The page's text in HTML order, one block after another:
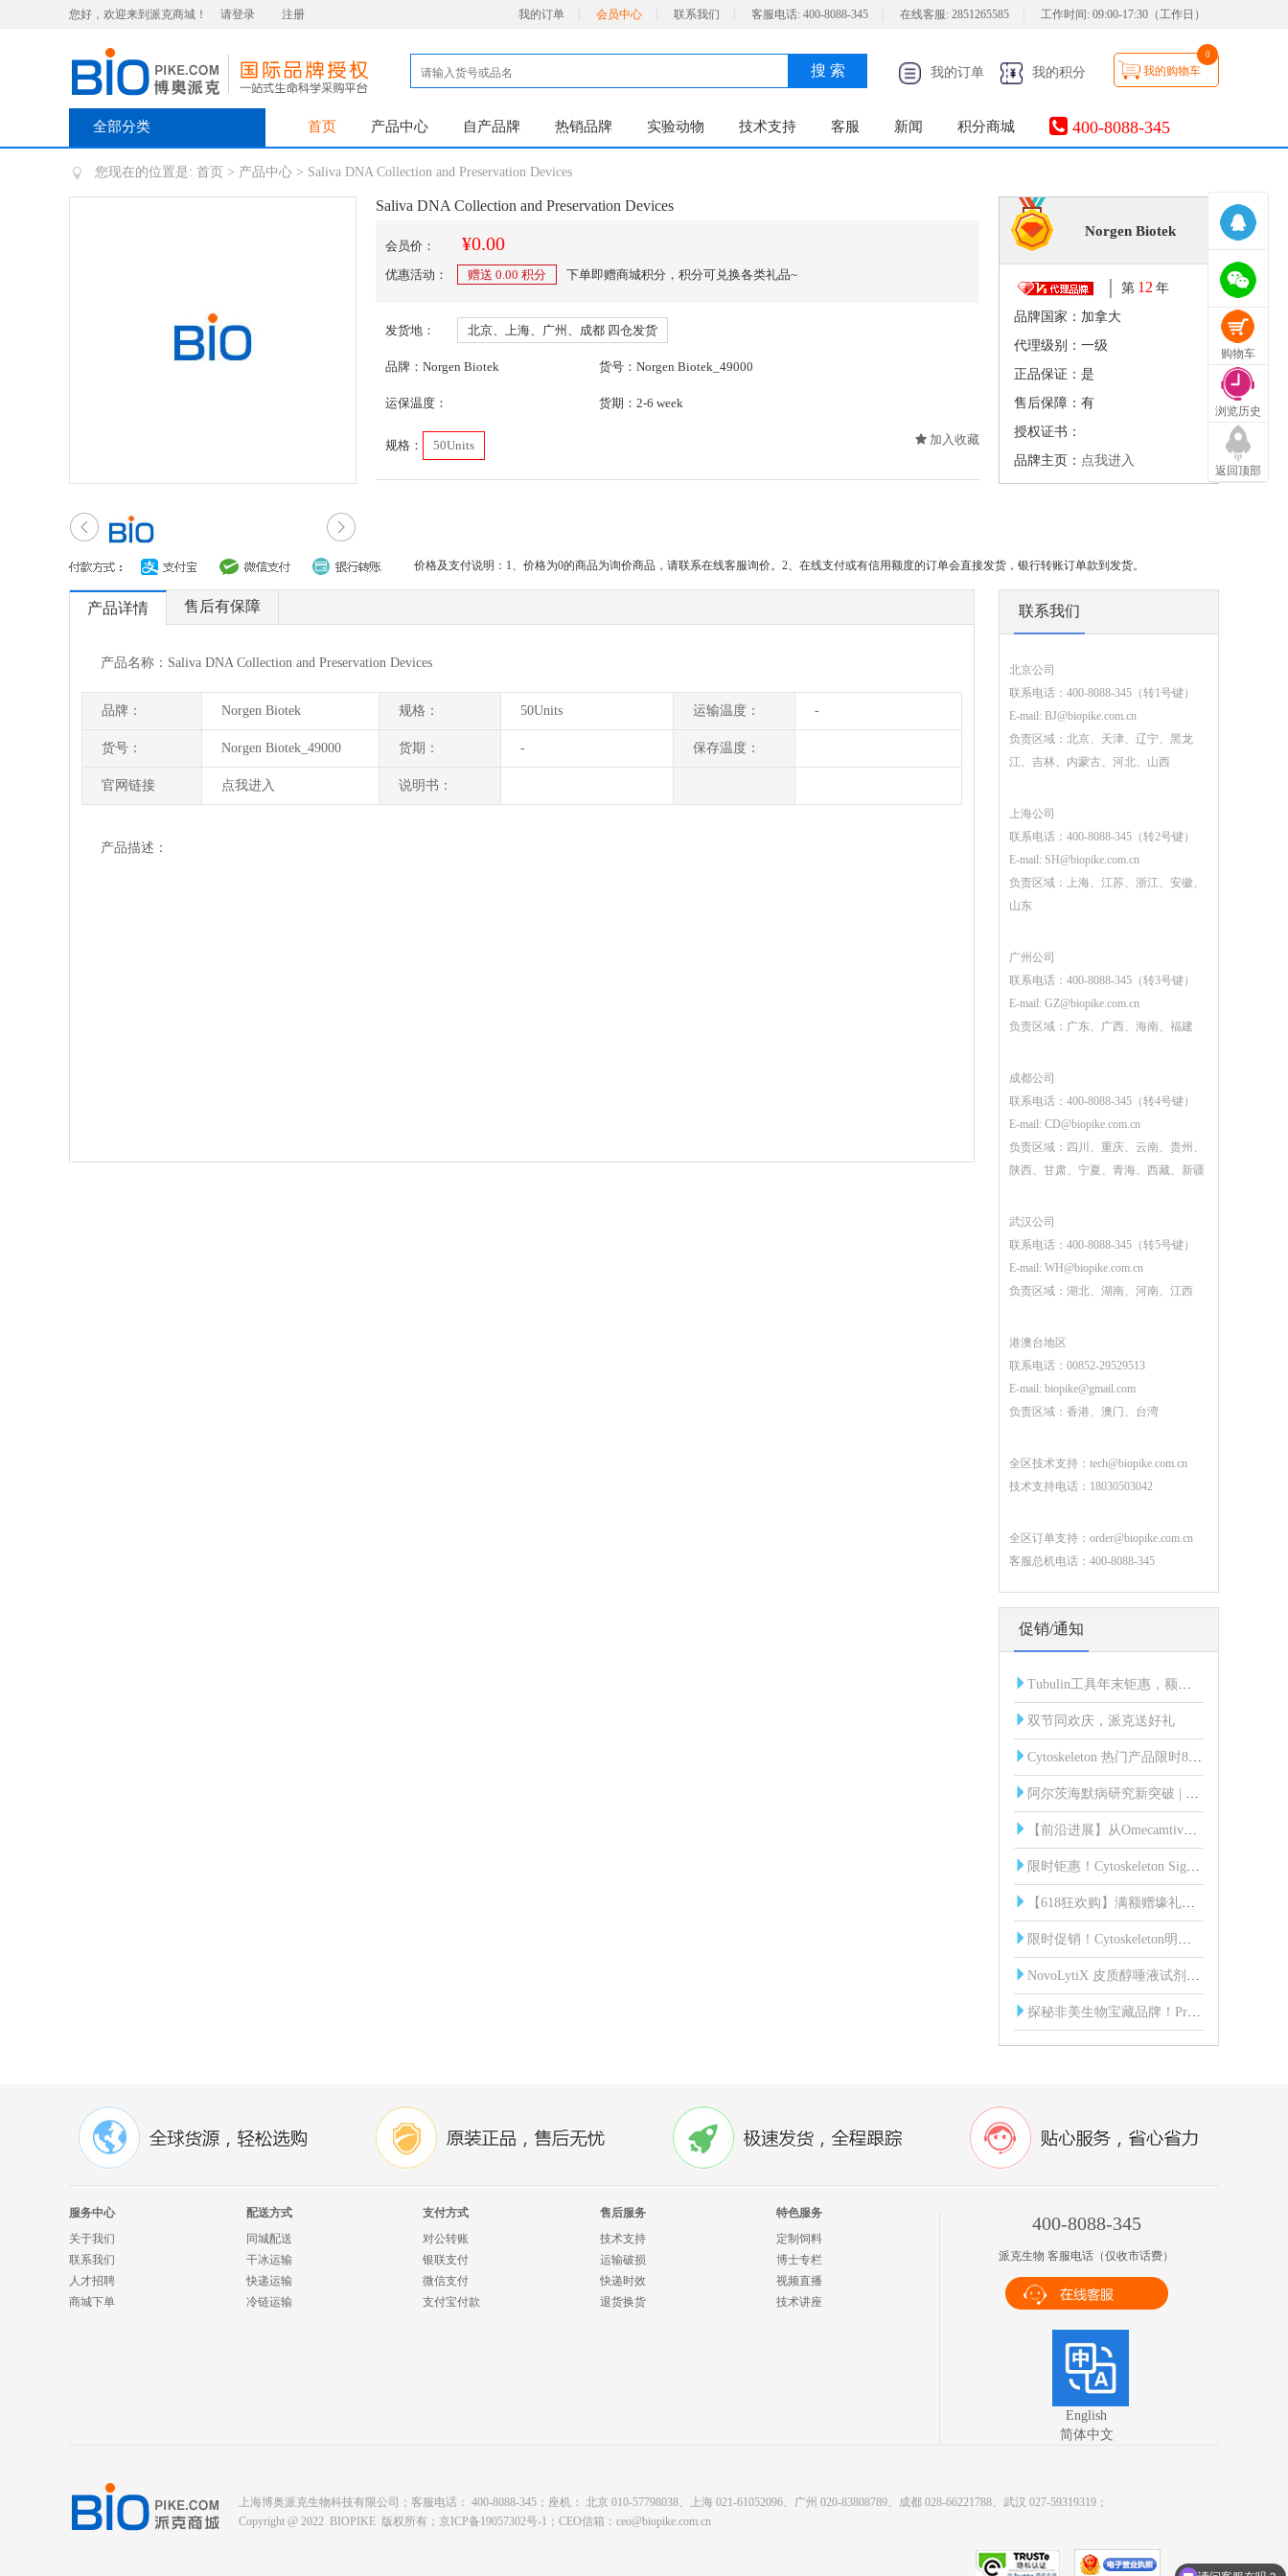
您好，欢迎来到派克商城！ 请登录 注册 我的订单 会员中心 联系我们 客服电话: 400-8088-345 在线客服: 2851265585 工作时间: 09:00-17:30（工作日）
搜 索 我的订单 我的积分 我的购物车
0
全部分类 首页 产品中心 自产品牌 热销品牌 实验动物 技术支持 客服 新闻 积分商城 400-8088-345
您现在的位置是: 首页 > 产品中心 > Saliva DNA Collection and Preservation Devices
Saliva DNA Collection and Preservation Devices
会员价： ¥0.00
优惠活动： 赠送 0.00 积分 下单即赠商城积分，积分可兑换各类礼品~
发货地： 北京、上海、广州、成都 四仓发货
品牌：Norgen Biotek 货号：Norgen Biotek_49000
运保温度： 货期：2-6 week
加入收藏
规格： 50Units
Norgen Biotek
第 12 年
品牌国家：加拿大
代理级别：一级
正品保证：是
售后保障：有
授权证书：
品牌主页： 点我进入
价格及支付说明：1、价格为0的商品为询价商品，请联系在线客服询价。2、在线支付或有信用额度的订单会直接发货，银行转账订单款到发货。
产品详情 售后有保障
产品名称：Saliva DNA Collection and Preservation Devices
品牌： Norgen Biotek 规格： 50Units 运输温度： -
货号： Norgen Biotek_49000 货期： - 保存温度：
官网链接 点我进入 说明书：
产品描述：
联系我们
北京公司
联系电话：400-8088-345（转1号键）
E-mail: BJ@biopike.com.cn
负责区域：北京、天津、辽宁、黑龙
江、吉林、内蒙古、河北、山西
上海公司
联系电话：400-8088-345（转2号键）
E-mail: SH@biopike.com.cn
负责区域：上海、江苏、浙江、安徽、
山东
广州公司
联系电话：400-8088-345（转3号键）
E-mail: GZ@biopike.com.cn
负责区域：广东、广西、海南、福建
成都公司
联系电话：400-8088-345（转4号键）
E-mail: CD@biopike.com.cn
负责区域：四川、重庆、云南、贵州、
陕西、甘肃、宁夏、青海、西藏、新疆
武汉公司
联系电话：400-8088-345（转5号键）
E-mail: WH@biopike.com.cn
负责区域：湖北、湖南、河南、江西
港澳台地区
联系电话：00852-29529513
E-mail: biopike@gmail.com
负责区域：香港、澳门、台湾
全区技术支持： tech@biopike.com.cn
技术支持电话：18030503042
全区订单支持： order@biopike.com.cn
客服总机电话：400-8088-345
促销/通知
Tubulin工具年末钜惠，额外折扣限时开启！
双节同欢庆，派克送好礼
Cytoskeleton 热门产品限时85折！
阿尔茨海默病研究新突破 | 血液中脑源性Tau蛋白（BD-Tau）发光免疫分析试剂盒
【前沿进展】从Omecamtiv到Mavacamten：肌节靶向药物研发突破与Cytoskeleton核心工具
限时钜惠！Cytoskeleton Signal-Seeker 全线产品85折起！
【618狂欢购】满额赠壕礼，惊喜享不停！
限时促销！Cytoskeleton明星产品直降15%，助您科研加速！
NovoLytiX 皮质醇唾液试剂盒：科研新利器，精准助力实验研究！
探秘非美生物宝藏品牌！ProSpecbio：蛋白界的 “六边形战士” 来袭
服务中心
关于我们
联系我们
人才招聘
商城下单
配送方式
同城配送
干冰运输
快递运输
冷链运输
支付方式
对公转账
银联支付
微信支付
支付宝付款
售后服务
技术支持
运输破损
快递时效
退货换货
特色服务
定制饲料
博士专栏
视频直播
技术讲座
400-8088-345
派克生物 客服电话（仅收市话费）
English
简体中文
上海博奥派克生物科技有限公司；客服电话： 400-8088-345；座机： 北京 010-57798038、上海 021-61052096、广州 020-83808789、成都 028-66221788、武汉 027-59319319；
Copyright @ 2022 BIOPIKE 版权所有； 京ICP备19057302号-1 ；CEO信箱： ceo@biopike.com.cn
购物车
浏览历史
返回顶部